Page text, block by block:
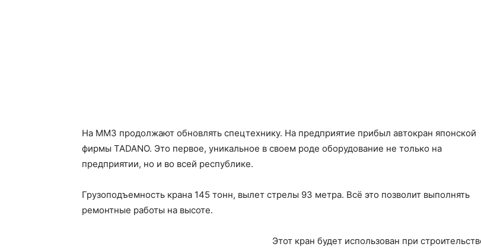
На ММЗ продолжают обновлять спецтехнику. На предприятие прибыл автокран японской
фирмы TADANO. Это первое, уникальное в своем роде оборудование не только на
предприятии, но и во всей республике.
Грузоподъемность крана 145 тонн, вылет стрелы 93 метра. Всё это позволит выполнять
ремонтные работы на высоте.
Этот кран будет использован при